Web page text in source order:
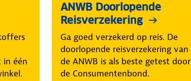
in één
ANWB Doorlopende
Reisverzekering
Ga goed verzekerd op reis. De
doorlopende reisverzekering van
de ANWB is als beste getest door
de Consumentenbond.